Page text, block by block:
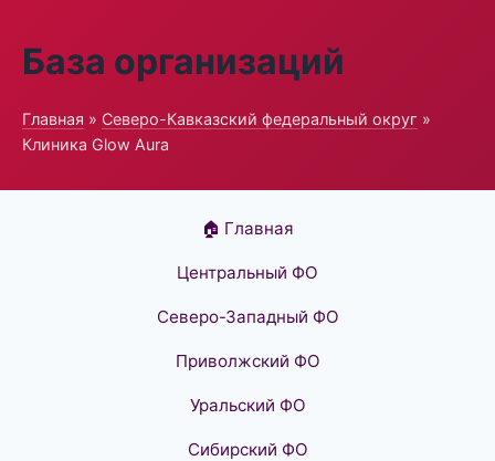
База организаций
Главная » Северо-Кавказский федеральный округ »
Клиника Glow Aura
🏠 Главная
Центральный ФО
Северо-Западный ФО
Приволжский ФО
Уральский ФО
Сибирский ФО